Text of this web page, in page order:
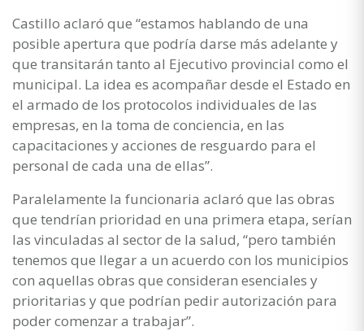
Castillo aclaró que “estamos hablando de una
posible apertura que podría darse más adelante y
que transitarán tanto al Ejecutivo provincial como el
municipal. La idea es acompañar desde el Estado en
el armado de los protocolos individuales de las
empresas, en la toma de conciencia, en las
capacitaciones y acciones de resguardo para el
personal de cada una de ellas”.
Paralelamente la funcionaria aclaró que las obras
que tendrían prioridad en una primera etapa, serían
las vinculadas al sector de la salud, “pero también
tenemos que llegar a un acuerdo con los municipios
con aquellas obras que consideran esenciales y
prioritarias y que podrían pedir autorización para
poder comenzar a trabajar”.